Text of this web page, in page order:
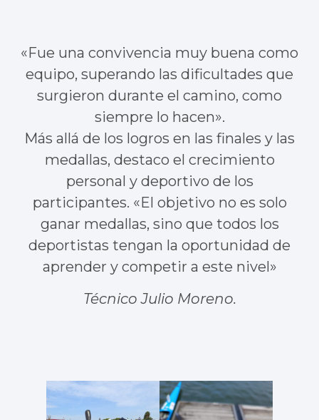
«Fue una convivencia muy buena como
equipo, superando las dificultades que
surgieron durante el camino, como
siempre lo hacen».
Más allá de los logros en las finales y las
medallas, destaco el crecimiento
personal y deportivo de los
participantes. «El objetivo no es solo
ganar medallas, sino que todos los
deportistas tengan la oportunidad de
aprender y competir a este nivel»
Técnico Julio Moreno.